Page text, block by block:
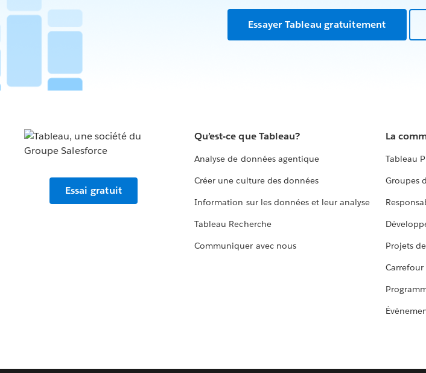
Essayer Tableau gratuitement
Essai gratuit
Qu’est-ce que Tableau?
Analyse de données agentique
Créer une culture des données
Information sur les données et leur analyse
Tableau Recherche
Communiquer avec nous
La
Tableau
Groupes
Projets
Carrefour